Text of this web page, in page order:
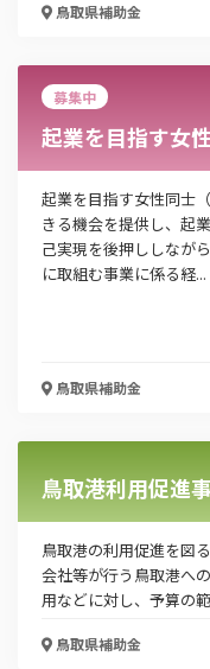
電話番号
「PDF資料ダウ
で本サービスの
れます。
鳥取県補助金
募集中
起業を目指す女
起業を目指す女性同士
きる機会を提供し、起
己実現を後押ししなが
に取組む事業に係る経...
鳥取県補助金
鳥取港利用促進
鳥取港の利用促進を図
会社等が行う鳥取港へ
用などに対し、予算の
鳥取県補助金